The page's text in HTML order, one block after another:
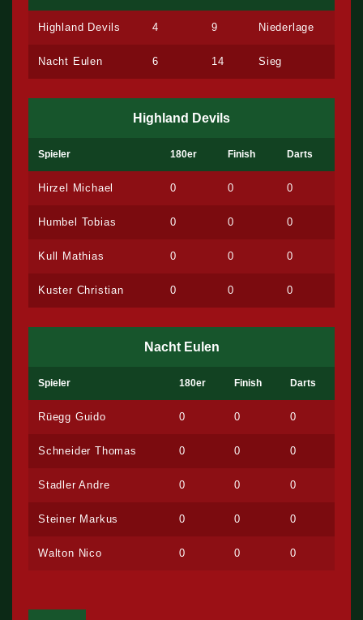
Highland Devils 4 9 Niederlage
Nacht Eulen 6 14 Sieg
Highland Devils
Spieler 180er Finish Darts
Hirzel Michael 0 0 0
Humbel Tobias 0 0 0
Kull Mathias 0 0 0
Kuster Christian 0 0 0
Nacht Eulen
Spieler 180er Finish Darts
Rüegg Guido 0 0 0
Schneider Thomas 0 0 0
Stadler Andre 0 0 0
Steiner Markus 0 0 0
Walton Nico 0 0 0